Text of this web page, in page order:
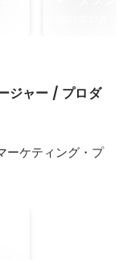
ジャー / プロダ
ーケティング・プ